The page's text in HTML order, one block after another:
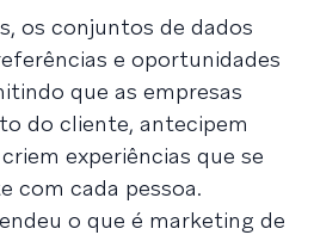
os conjuntos de dados
e oportunidades
que as empresas
do cliente, antecipem
experiências que se
com cada pessoa.
o que é marketing de